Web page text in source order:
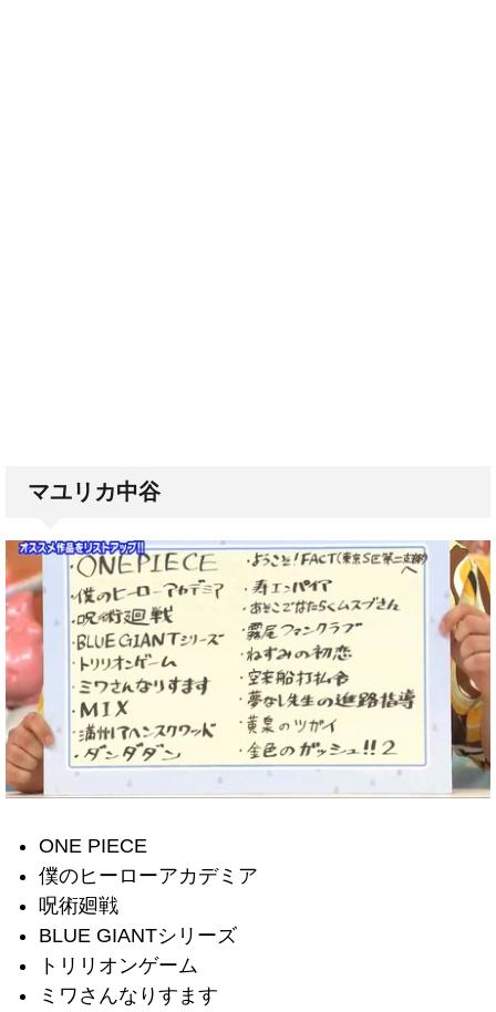
マユリカ中谷
ONE PIECE
僕のヒーローアカデミア
呪術廻戦
BLUE GIANTシリーズ
トリリオンゲーム
ミワさんなりすます